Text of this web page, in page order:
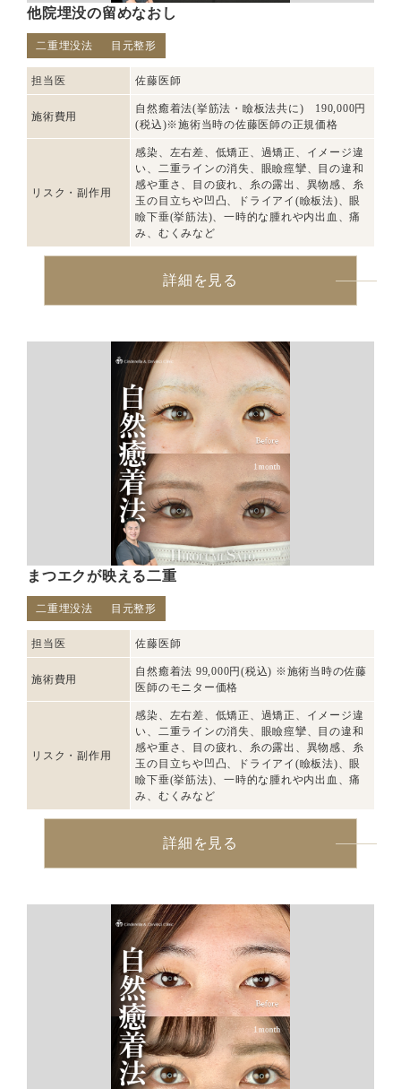
他院埋没の留めなおし
二重埋没法 目元整形
担当医 佐藤医師
施術費用
自然癒着法(挙筋法・瞼板法共に) 190,000円
(税込)※施術当時の佐藤医師の正規価格
リスク・副作用
感染、左右差、低矯正、過矯正、イメージ違
い、二重ラインの消失、眼瞼痙攣、目の違和
感や重さ、目の疲れ、糸の露出、異物感、糸
玉の目立ちや凹凸、ドライアイ(瞼板法)、眼
瞼下垂(挙筋法)、一時的な腫れや内出血、痛
み、むくみなど
詳細を見る
まつエクが映える二重
二重埋没法 目元整形
担当医 佐藤医師
施術費用
自然癒着法 99,000円(税込) ※施術当時の佐藤
医師のモニター価格
リスク・副作用
感染、左右差、低矯正、過矯正、イメージ違
い、二重ラインの消失、眼瞼痙攣、目の違和
感や重さ、目の疲れ、糸の露出、異物感、糸
玉の目立ちや凹凸、ドライアイ(瞼板法)、眼
瞼下垂(挙筋法)、一時的な腫れや内出血、痛
み、むくみなど
詳細を見る